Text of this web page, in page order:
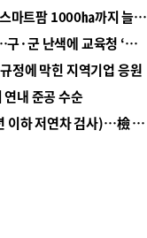
■ 경남 농정 비전 ‘잘 사는 농촌’…스마트팜 1000㏊까지 늘린다
■ 교육혁신선도지 공모 코앞인데…구·군 난색에 교육청 ‘쩔쩔’
정에 막힌 지역기업 응원
내 준공 수순
■ 검사 신분 버리고 직급하향(10년 이하 저연차 검사)…檢 중수청행 기피